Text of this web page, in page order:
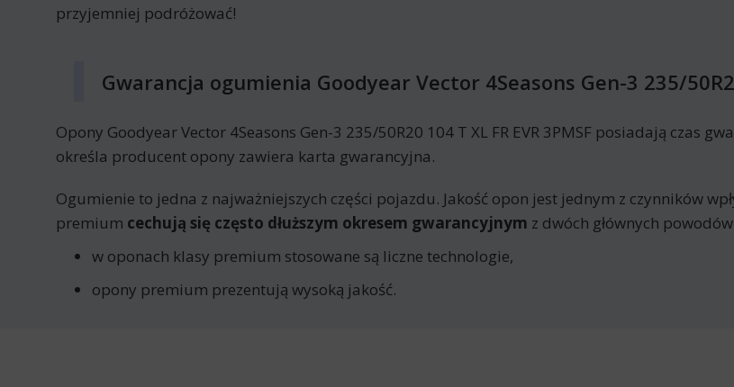
przyjemniej podróżować!
Gwarancja ogumienia Goodyear Vector 4Seasons Gen-3 235/
Opony Goodyear Vector 4Seasons Gen-3 235/50R20 104 T XL FR EVR 3PMSF posiadają czas
określa producent opony zawiera karta gwarancyjna.
Ogumienie to jedna z najważniejszych części pojazdu. Jakość opon jest jednym z czynników
premium cechują się często dłuższym okresem gwarancyjnym z dwóch głównych
w oponach klasy premium stosowane są liczne technologie,
opony premium prezentują wysoką jakość.